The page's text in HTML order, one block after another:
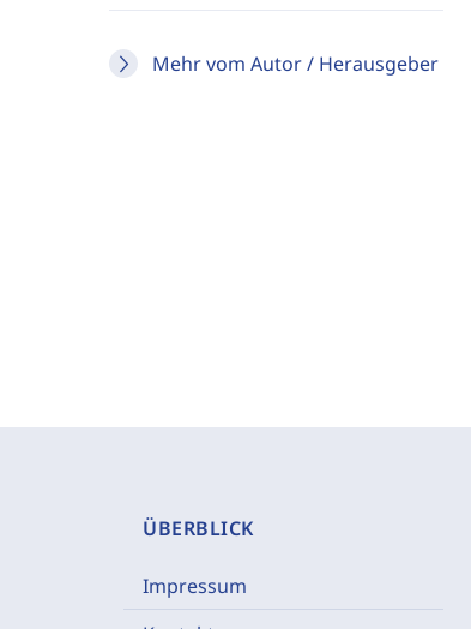
Mehr vom Autor / Herausgeber
ÜBERBLICK
Impressum